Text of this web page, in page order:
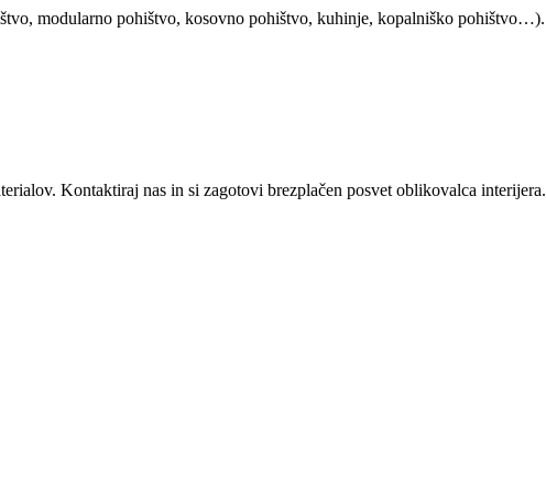
modularno pohištvo, kosovno pohištvo, kuhinje, kopalniško pohištvo…).
Kontaktiraj nas in si zagotovi brezplačen posvet oblikovalca interijera.